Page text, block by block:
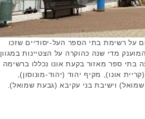
על רשימת בתי הספר העל-יסודיים שזכו
מדי שנה כהוקרה על הצטיינות במגוון
בתי ספר מאזור בקעת אונו נכללו ברשימה
אונו), מקיף יהוד (יהוד-מונוסון),
וישיבת בני עקיבא (גבעת שמואל).